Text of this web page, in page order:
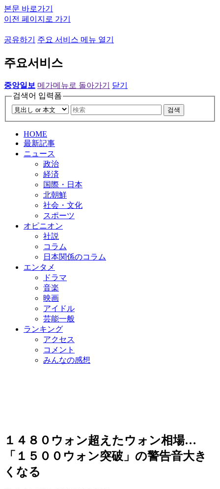
본문 바로가기
이전 페이지로 가기
공유하기 주요 서비스 메뉴 열기
주요서비스
중앙일보 메가메뉴로 돌아가기
닫기
검색어 입력폼
검색
HOME
最新記事
ニュース
政治
経済
国際・日本
北朝鮮
社会・文化
スポーツ
オピニオン
社説
コラム
日本関係のコラム
エンタメ
ドラマ
音楽
映画
アイドル
芸能一般
ランキング
アクセス
コメント
みんなの感想
１４８０ウォン超えたウォン相場…
「１５００ウォン突破」の警告音大き
くなる